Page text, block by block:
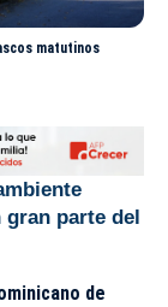
matutinos
gran parte del
de